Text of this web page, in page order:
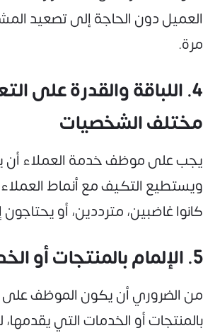
العميل دون الحاجة إلى تصعيد
مرة.
4. اللباقة والقدرة على
مختلف الشخصيات
يجب على موظف خدمة العملاء أن
ويستطيع التكيف مع أنماط
كانوا غاضبين، مترددين، أو
5. الإلمام بالمنتجات أو الخدمات المقدمة
من الضروري أن يكون الموظف على
بالمنتجات أو الخدمات التي